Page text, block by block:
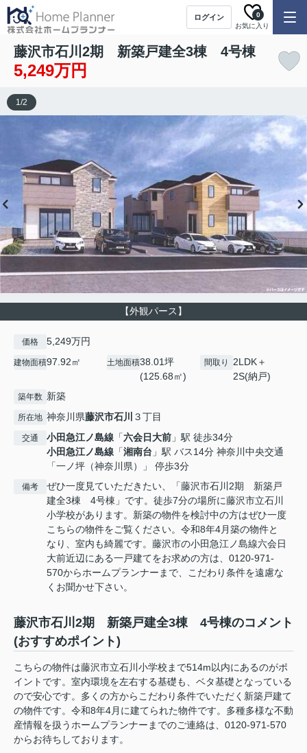
ログイン
お気に入り
0
藤沢市石川2期 新築戸建全3棟 4号棟
5,249万円
【外観パース】
1/2
価格 5,249万円
建物面積97.92㎡ 土地面積38.01坪
(125.68㎡)
間取り
2LDK＋
2S(納戸)
築年数 新築
所在地 神奈川県藤沢市石川 ３丁目
交通 小田急江ノ島線 「六会日大前 」駅 徒歩34分
小田急江ノ島線 「湘南台 」駅 バス14分 神奈川中央交通
「一ノ坪（神奈川県）」 停歩3分
備考
ぜひ一度見ていただきたい、「藤沢市石川2期 新築戸
建全3棟 4号棟」です。徒歩7分の場所に藤沢市立石川
小学校があります。新築の物件を検討中の方はぜひ一度
こちらの物件をご覧ください。令和8年4月築の物件と
なり、室内も綺麗です。藤沢市の小田急江ノ島線六会日
大前近辺にある一戸建てをお求めの方は、0120-971-
570からホームプランナーまで、こだわり条件を遠慮な
くお聞かせ下さい。
藤沢市石川2期 新築戸建全3棟 4号棟のコメント
(おすすめポイント)
こちらの物件は藤沢市立石川小学校まで514m以内にあるのがポ
イントです。室内環境を左右する基礎も、ベタ基礎となっている
ので安心です。多くの方からこだわり条件でいただく新築戸建て
の物件です。令和8年4月に建てられた物件です。多種多様な不動
産情報を扱うホームプランナーまでのご連絡は、0120-971-570
からお待ちしております。